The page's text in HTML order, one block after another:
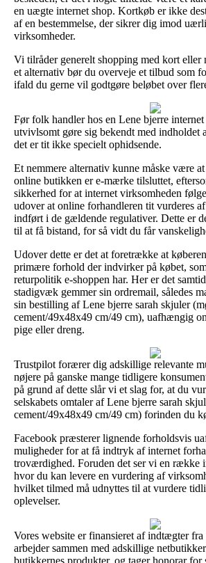
en uægte internet shop. Kortkøb er ikke
af en bestemmelse, der sikrer dig imod
virksomheder.
Vi tilråder generelt shopping med kort eller
et alternativ bør du overveje et tilbud som
ifald du gerne vil godtgøre beløbet over
Før folk handler hos en Lene bjerre
utvivlsomt gøre sig bekendt med indholdet
det er tit ikke specielt ophidsende.
Et nemmere alternativ kunne måske være
online butikken er e-mærke tilsluttet,
sikkerhed for at internet virksomheden
udover at online forhandleren tit vurderes
indført i de gældende regulativer. Dette er
til at få bistand, for så vidt du får
Udover dette er det at foretrække at
primære forhold der indvirker på købet,
returpolitik e-shoppen har. Her er det
stadigvæk gemmer sin ordremail, således
sin bestilling af Lene bjerre sarah skjuler
cement/49x48x49 cm/49 cm), uafhængig
pige eller dreng.
Trustpilot forærer dig adskillige relevante
nøjere på ganske mange tidligere
på grund af dette slår vi et slag for, at du
selskabets omtaler af Lene bjerre sarah
cement/49x48x49 cm/49 cm) forinden du
Facebook præsterer lignende forholdsvis
muligheder for at få indtryk af internet
troværdighed. Foruden det ser vi en række
hvor du kan levere en vurdering af
hvilket tilmed må udnyttes til at vurdere
oplevelser.
Vores website er finansieret af indtægter
arbejder sammen med adskillige
butikkernes produkter, og tager honorar for